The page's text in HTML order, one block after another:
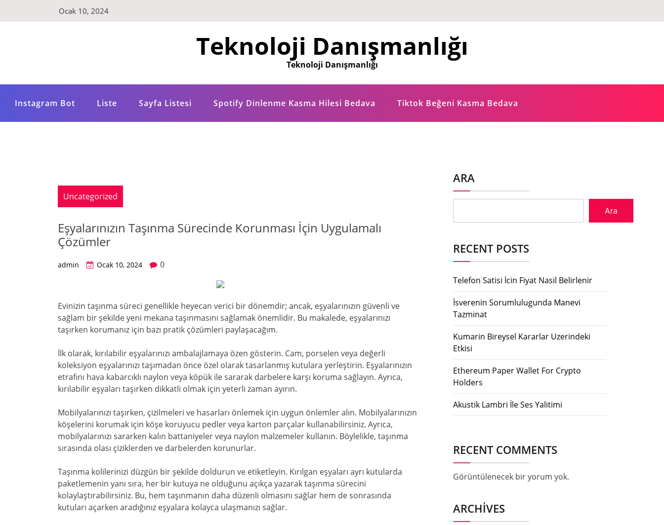
Ocak 10, 2024
Teknoloji Danışmanlığı
Teknoloji Danışmanlığı
Instagram Bot Liste Sayfa Listesi Spotify Dinlenme Kasma Hilesi Bedava Tiktok Beğeni Kasma Bedava
Uncategorized
Eşyalarınızın Taşınma Sürecinde Korunması İçin Uygulamalı
Çözümler
admin Ocak 10, 2024 0
Evinizin taşınma süreci genellikle heyecan verici bir dönemdir; ancak, eşyalarınızın güvenli ve
sağlam bir şekilde yeni mekana taşınmasını sağlamak önemlidir. Bu makalede, eşyalarınızı
taşırken korumanız için bazı pratik çözümleri paylaşacağım.
İlk olarak, kırılabilir eşyalarınızı ambalajlamaya özen gösterin. Cam, porselen veya değerli
koleksiyon eşyalarınızı taşımadan önce özel olarak tasarlanmış kutulara yerleştirin. Eşyalarınızın
etrafını hava kabarcıklı naylon veya köpük ile sararak darbelere karşı koruma sağlayın. Ayrıca,
kırılabilir eşyaları taşırken dikkatli olmak için yeterli zaman ayırın.
Mobilyalarınızı taşırken, çizilmeleri ve hasarları önlemek için uygun önlemler alın. Mobilyalarınızın
köşelerini korumak için köşe koruyucu pedler veya karton parçalar kullanabilirsiniz. Ayrıca,
mobilyalarınızı sararken kalın battaniyeler veya naylon malzemeler kullanın. Böylelikle, taşınma
sırasında olası çiziklerden ve darbelerden korunurlar.
Taşınma kolilerinizi düzgün bir şekilde doldurun ve etiketleyin. Kırılgan eşyaları ayrı kutularda
paketlemenin yanı sıra, her bir kutuya ne olduğunu açıkça yazarak taşınma sürecini
kolaylaştırabilirsiniz. Bu, hem taşınmanın daha düzenli olmasını sağlar hem de sonrasında
kutuları açarken aradığınız eşyalara kolayca ulaşmanızı sağlar.
ARA
Ara
RECENT POSTS
Telefon Satisi İcin Fiyat Nasil Belirlenir
İsverenin Sorumlulugunda Manevi
Tazminat
Kumarin Bireysel Kararlar Uzerindeki
Etkisi
Ethereum Paper Wallet For Crypto
Holders
Akustik Lambri İle Ses Yalitimi
RECENT COMMENTS
Görüntülenecek bir yorum yok.
ARCHIVES